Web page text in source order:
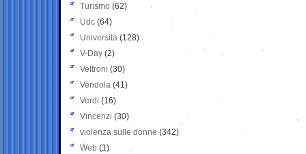
Turismo (62)
Udc (64)
Università (128)
V-Day (2)
Veltroni (30)
Vendola (41)
Verdi (16)
Vincenzi (30)
violenza sulle donne (342)
Web (1)